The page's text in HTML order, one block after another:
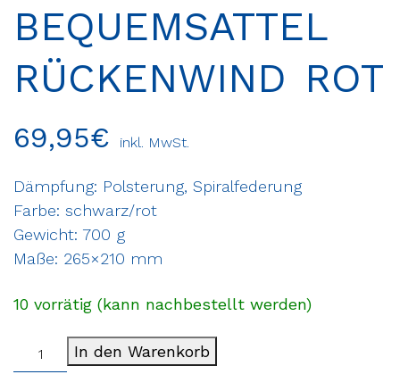
BEQUEMSATTEL
RÜCKENWIND ROT
69,95€ inkl. MwSt.
Dämpfung: Polsterung, Spiralfederung
Farbe: schwarz/rot
Gewicht: 700 g
Maße: 265×210 mm
10 vorrätig (kann nachbestellt werden)
In den Warenkorb